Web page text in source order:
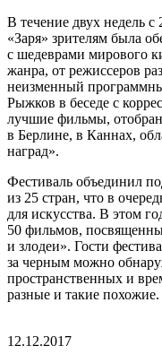
В течение двух недель с
«Заря» зрителям была
с шедеврами мирового
жанра, от режиссеров
неизменный
Рыжков в беседе с
лучшие фильмы,
в Берлине, в Каннах,
наград».
Фестиваль объединил
из 25 стран, что в
для искусства. В этом
50 фильмов,
и злодеи». Гости
за черным можно
пространственных и
разные и такие похожие.
12.12.2017